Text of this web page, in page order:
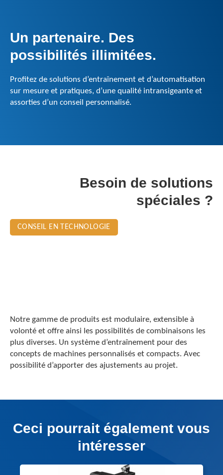
Un partenaire. Des
possibilités illimitées.
Profitez de solutions d’entraînement et d’automatisation
sur mesure et pratiques, d’une qualité intransigeante et
assorties d’un conseil personnalisé.
Besoin de solutions
spéciales ?
CONSEIL EN TECHNOLOGIE
Notre gamme de produits est modulaire, extensible à
volonté et offre ainsi les possibilités de combinaisons les
plus diverses. Un système d’entraînement pour des
concepts de machines personnalisés et compacts. Avec
possibilité d’apporter des ajustements au projet.
Ceci pourrait également vous
intéresser